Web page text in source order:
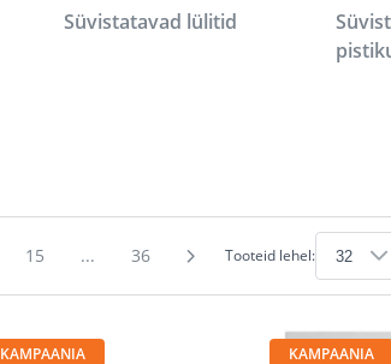
Süvistatavad lülitid
15 ... 36 Tooteid lehel:
KAMPAANIA KAMPAANIA